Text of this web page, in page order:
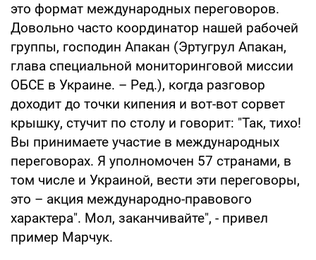
это формат международных переговоров.
Довольно часто координатор нашей рабочей
группы, господин Апакан (Эртугрул Апакан,
глава специальной мониторинговой миссии
ОБСЕ в Украине. – Ред.), когда разговор
доходит до точки кипения и вот-вот сорвет
крышку, стучит по столу и говорит: "Так, тихо!
Вы принимаете участие в международных
переговорах. Я уполномочен 57 странами, в
том числе и Украиной, вести эти переговоры,
это – акция международно-правового
характера". Мол, заканчивайте", - привел
пример Марчук.